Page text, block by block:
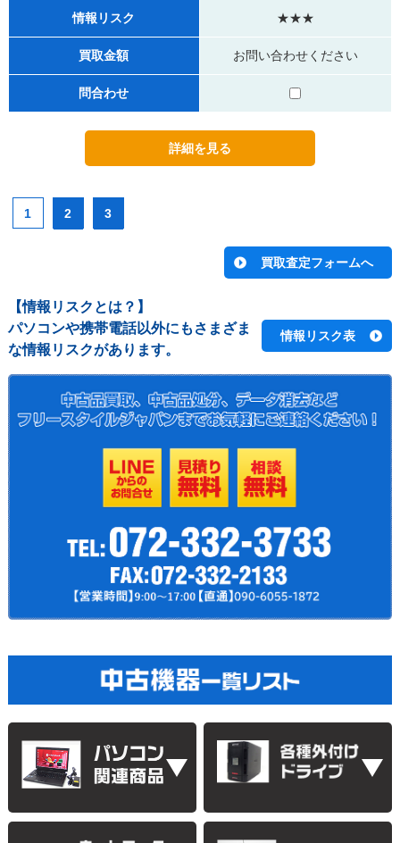
情報リスク ★★★
買取金額 お問い合わせください
問合わせ
1 2 3
【情報リスクとは？】
パソコンや携帯電話以外にもさまざま
な情報リスクがあります。
情報リスク表